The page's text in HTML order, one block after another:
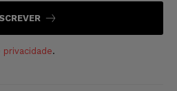
privacidade.